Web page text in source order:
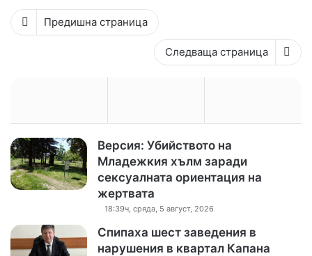
Предишна страница
Следваща страница
Версия: Убийството на
Младежкия хълм заради
сексуалната ориентация на
жертвата
18:39ч, сряда, 5 август, 2026
Спипаха шест заведения в
нарушения в квартал Капана